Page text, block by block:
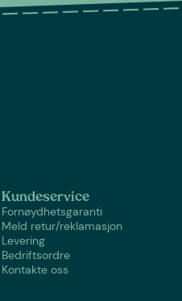
Kundeservice
Fornøydhetsgaranti
Meld retur/reklamasjon
Levering
Bedriftsordre
Kontakte oss